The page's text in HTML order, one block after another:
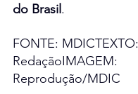
do Brasil .
FONTE: MDICTEXTO:
RedaçãoIMAGEM:
Reprodução/MDIC